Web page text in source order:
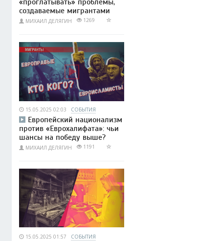
«проглатывать» проблемы,
создаваемые мигрантами
МИХАИЛ ДЕЛЯГИН 1269
15.05.2025 02:03 СОБЫТИЯ
Европейский национализм
против «Еврохалифата»: чьи
шансы на победу выше?
МИХАИЛ ДЕЛЯГИН 1191
15.05.2025 01:57 СОБЫТИЯ